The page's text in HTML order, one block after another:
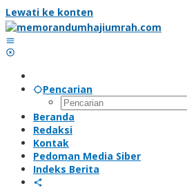
Lewati ke konten
Pencarian
Beranda
Redaksi
Kontak
Pedoman Media Siber
Indeks Berita